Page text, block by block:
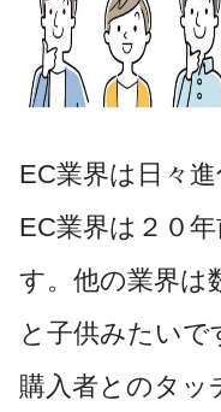
EC業界は日々
EC業界は２０
す。他の業界は
と子供みたいで
購入者とのタッ